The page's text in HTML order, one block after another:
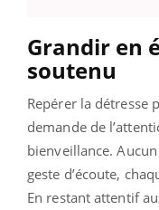
Grandir en
soutenu
Repérer la détresse
demande de
bienveillance.
geste d’écoute,
En restant attentif